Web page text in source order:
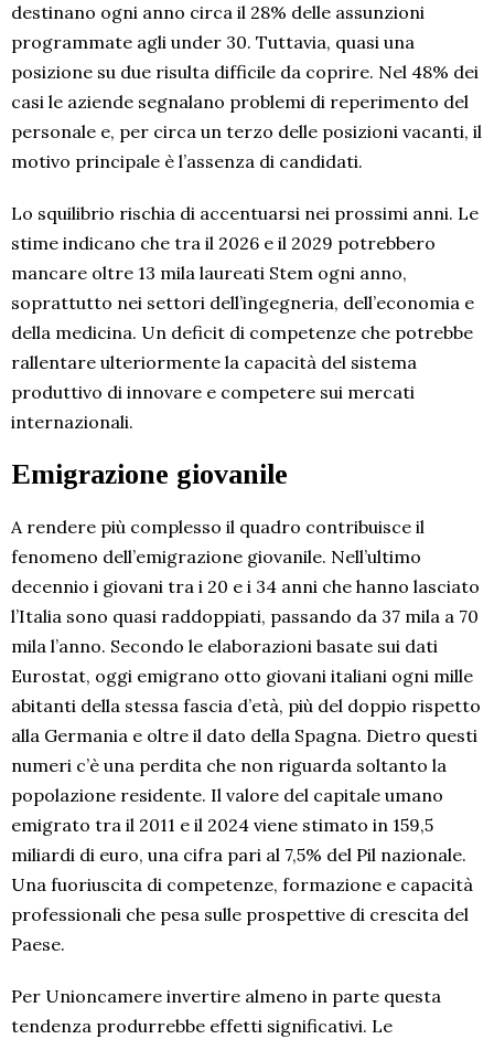
destinano ogni anno circa il 28% delle assunzioni
programmate agli under 30. Tuttavia, quasi una
posizione su due risulta difficile da coprire. Nel 48% dei
casi le aziende segnalano problemi di reperimento del
personale e, per circa un terzo delle posizioni vacanti, il
motivo principale è l’assenza di candidati.
Lo squilibrio rischia di accentuarsi nei prossimi anni. Le
stime indicano che tra il 2026 e il 2029 potrebbero
mancare oltre 13 mila laureati Stem ogni anno,
soprattutto nei settori dell’ingegneria, dell’economia e
della medicina. Un deficit di competenze che potrebbe
rallentare ulteriormente la capacità del sistema
produttivo di innovare e competere sui mercati
internazionali.
Emigrazione giovanile
A rendere più complesso il quadro contribuisce il
fenomeno dell’emigrazione giovanile. Nell’ultimo
decennio i giovani tra i 20 e i 34 anni che hanno lasciato
l’Italia sono quasi raddoppiati, passando da 37 mila a 70
mila l’anno. Secondo le elaborazioni basate sui dati
Eurostat, oggi emigrano otto giovani italiani ogni mille
abitanti della stessa fascia d’età, più del doppio rispetto
alla Germania e oltre il dato della Spagna. Dietro questi
numeri c’è una perdita che non riguarda soltanto la
popolazione residente. Il valore del capitale umano
emigrato tra il 2011 e il 2024 viene stimato in 159,5
miliardi di euro, una cifra pari al 7,5% del Pil nazionale.
Una fuoriuscita di competenze, formazione e capacità
professionali che pesa sulle prospettive di crescita del
Paese.
Per Unioncamere invertire almeno in parte questa
tendenza produrrebbe effetti significativi. Le